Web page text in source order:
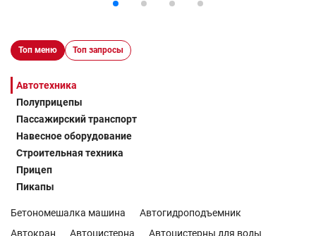
Топ меню Топ запросы
Автотехника
Полуприцепы
Пассажирский транспорт
Навесное оборудование
Строительная техника
Прицеп
Пикапы
Бетономешалка машина
Автогидроподъемник
Автокран
Автоцистерна
Автоцистерны для воды